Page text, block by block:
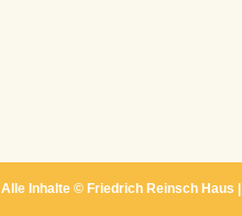
Alle Inhalte © Friedrich Reinsch Haus